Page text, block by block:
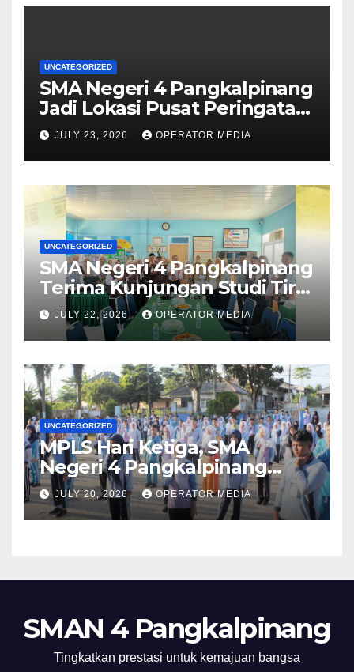
UNCATEGORIZED
SMA Negeri 4 Pangkalpinang
Jadi Lokasi Pusat Peringatan
Hari Anak Nasional 2026 di
Bangka Belitung
JULY 23, 2026 OPERATOR MEDIA
UNCATEGORIZED
SMA Negeri 4 Pangkalpinang
Terima Kunjungan Studi Tiru
Manajemen dari SMA Negeri
1 Lubuk Besar
JULY 22, 2026 OPERATOR MEDIA
UNCATEGORIZED
MPLS Hari Ketiga, SMA
Negeri 4 Pangkalpinang
Hadirkan BPMP, DLH, dan BEI
untuk Bekali Murid Baru
JULY 20, 2026 OPERATOR MEDIA
SMAN 4 Pangkalpinang
Tingkatkan prestasi untuk kemajuan bangsa